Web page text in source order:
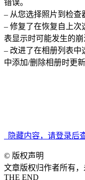
错误。
– 从您选择照片到检查
– 修复了在恢复自上次
表显示时可能发生的崩
– 改进了在相册列表中
中添加/删除相册时更
隐藏内容，请登录后
© 版权声明
文章版权归作者所有，
THE END